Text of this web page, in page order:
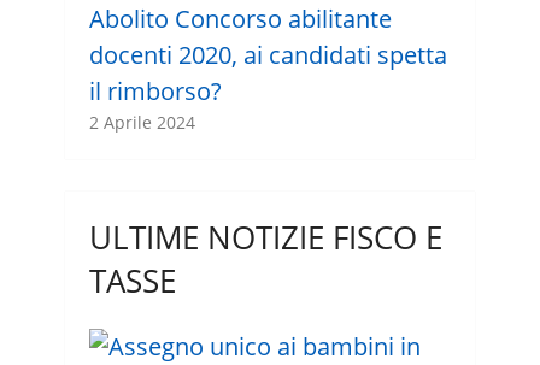
Abolito Concorso abilitante
docenti 2020, ai candidati spetta
il rimborso?
2 Aprile 2024
ULTIME NOTIZIE FISCO E
TASSE